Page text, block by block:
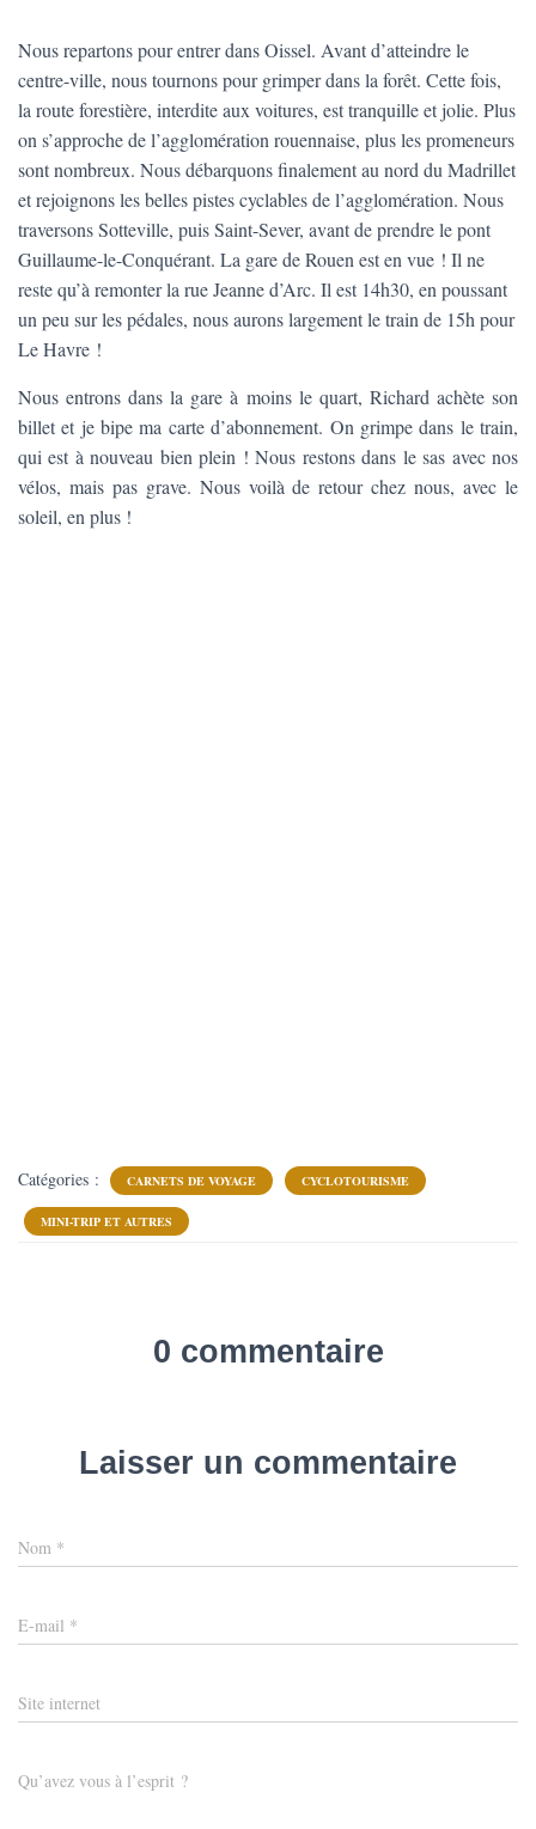
Nous repartons pour entrer dans Oissel. Avant d’atteindre le
centre-ville, nous tournons pour grimper dans la forêt. Cette fois,
la route forestière, interdite aux voitures, est tranquille et jolie. Plus
on s’approche de l’agglomération rouennaise, plus les promeneurs
sont nombreux. Nous débarquons finalement au nord du Madrillet
et rejoignons les belles pistes cyclables de l’agglomération. Nous
traversons Sotteville, puis Saint-Sever, avant de prendre le pont
Guillaume-le-Conquérant. La gare de Rouen est en vue ! Il ne
reste qu’à remonter la rue Jeanne d’Arc. Il est 14h30, en poussant
un peu sur les pédales, nous aurons largement le train de 15h pour
Le Havre !
Nous entrons dans la gare à moins le quart, Richard achète son
billet et je bipe ma carte d’abonnement. On grimpe dans le train,
qui est à nouveau bien plein ! Nous restons dans le sas avec nos
vélos, mais pas grave. Nous voilà de retour chez nous, avec le
soleil, en plus !
Catégories : CARNETS DE VOYAGE CYCLOTOURISME
MINI-TRIP ET AUTRES
0 commentaire
Laisser un commentaire
Nom *
E-mail *
Site internet
Qu’avez vous à l’esprit ?